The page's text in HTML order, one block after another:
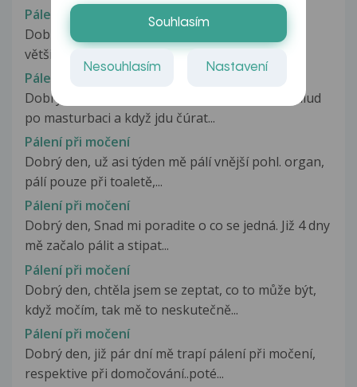
Pálení při močení
Dobrý den, mám takový problém, opakuje se
většinou tak jednou za měsíc či dva...
Pálení při močení
Dobrý den chtěl bych se zeptat proč mě palí žalud
po masturbaci a když jdu čúrat...
Pálení při močení
Dobrý den, už asi týden mě pálí vnější pohl. organ,
pálí pouze při toaletě,...
Pálení při močení
Dobrý den, Snad mi poradite o co se jedná. Již 4 dny
mě začalo pálit a stipat...
Pálení při močení
Dobrý den, chtěla jsem se zeptat, co to může být,
když močím, tak mě to neskutečně...
Pálení při močení
Dobrý den, již pár dní mě trapí pálení při močení,
respektive při domočování..poté...
Souhlasím
Nesouhlasím Nastavení